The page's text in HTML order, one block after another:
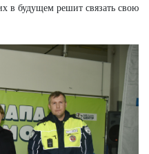
в будущем решит связать свою